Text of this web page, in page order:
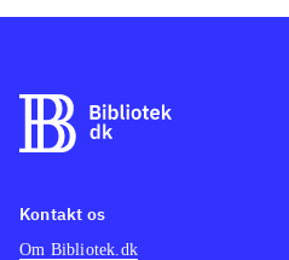
Kontakt os
Om Bibliotek.dk